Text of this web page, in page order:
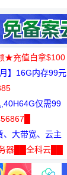
★充值白拿$100
】16G内存99元
,40H64G仅需99
、大带宽、云主
器██全科云██